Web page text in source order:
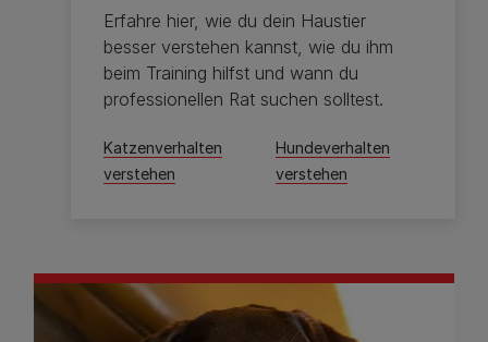
Erfahre hier, wie du dein Haustier
besser verstehen kannst, wie du ihm
beim Training hilfst und wann du
professionellen Rat suchen solltest.
Katzenverhalten
verstehen
Hundeverhalten
verstehen